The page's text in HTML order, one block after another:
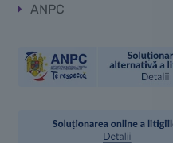
ANPC